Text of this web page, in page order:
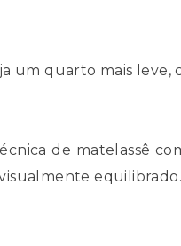
um quarto mais
de matelassê